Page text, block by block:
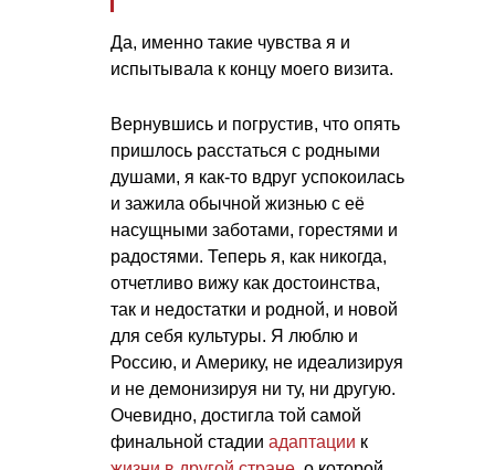
Да, именно такие чувства я и
испытывала к концу моего визита.
Вернувшись и погрустив, что опять
пришлось расстаться с родными
душами, я как-то вдруг успокоилась
и зажила обычной жизнью с её
насущными заботами, горестями и
радостями. Теперь я, как никогда,
отчетливо вижу как достоинства,
так и недостатки и родной, и новой
для себя культуры. Я люблю и
Россию, и Америку, не идеализируя
и не демонизируя ни ту, ни другую.
Очевидно, достигла той самой
финальной стадии адаптации к